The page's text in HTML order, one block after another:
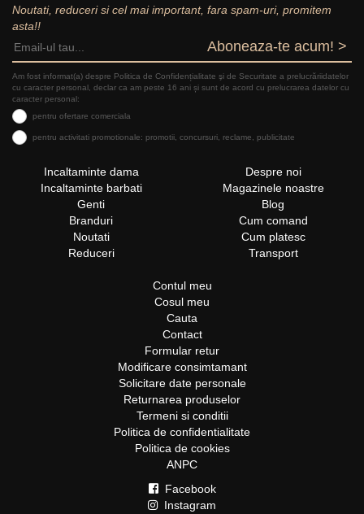
Noutati, reduceri si cel mai important, fara spam-uri, promitem
asta!!
Aboneaza-te acum! >
Am fost informat(a) despre Politica de Confidențialitate şi de Securitate a prelucrăriidatelor
cu caracter personal, declar ca am peste 16 ani și sunt de acord cu prelucrarea datelor cu
caracter personal:
pentru ofertare comerciala
pentru activitati promotionale: promotii, concursuri, reclame, publicitate
Incaltaminte dama
Incaltaminte barbati
Genti
Branduri
Noutati
Reduceri
Despre noi
Magazinele noastre
Blog
Cum comand
Cum platesc
Transport
Contul meu
Cosul meu
Cauta
Contact
Formular retur
Modificare consimtamant
Solicitare date personale
Returnarea produselor
Termeni si conditii
Politica de confidentialitate
Politica de cookies
ANPC
Facebook
Instagram